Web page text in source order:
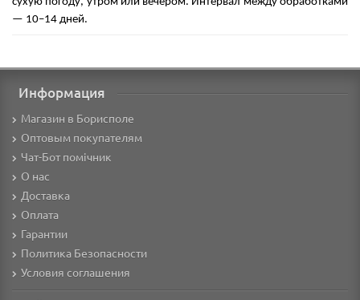
— 10–14 дней.
Информация
Магазин в Борисполе
Оптовым покупателям
Чат-Бот помічник
О нас
Доставка
Оплата
Гарантии
Политика Безопасности
Условия соглашения